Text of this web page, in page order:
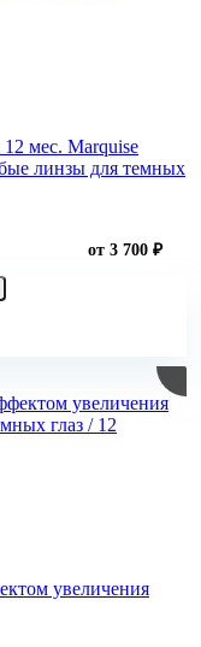
мес. Marquise
линзы для темных
от 3 700 ₽
увеличения